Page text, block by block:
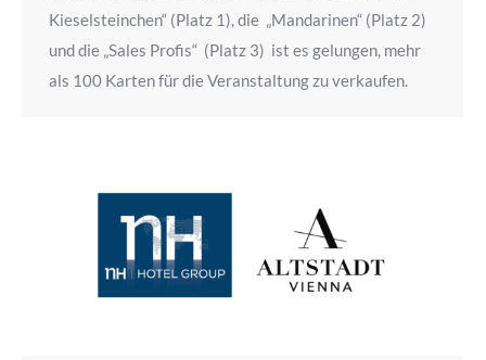
Kieselsteinchen“ (Platz 1), die „Mandarinen“ (Platz 2)
und die „Sales Profis“ (Platz 3) ist es gelungen, mehr
als 100 Karten für die Veranstaltung zu verkaufen.